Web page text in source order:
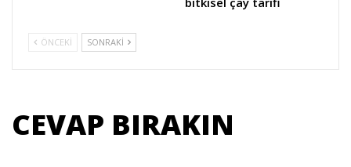
ÖNCEKI SONRAKI
CEVAP BIRAKIN